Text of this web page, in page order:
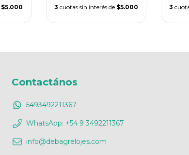
$5.000 3 cuotas sin interés de $5.000 3
Contactános
5493492211367
WhatsApp: +54 9 3492211367
info@debagrelojes.com